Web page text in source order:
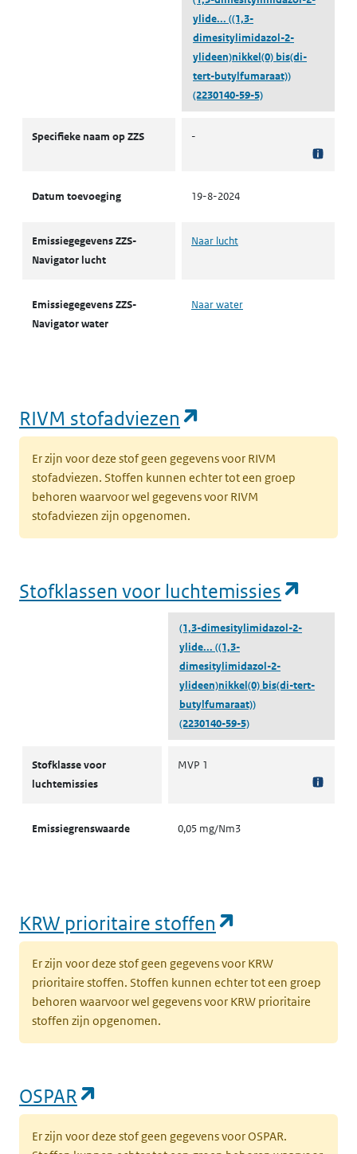
ylide... ((1,3-
dimesitylimidazol-2-
ylideen)nikkel(0) bis(di-
tert-butylfumaraat))
(2230140-59-5)
Specifieke naam op ZZS -
Datum toevoeging 19-8-2024
Emissiegegevens ZZS-
Navigator lucht
Naar lucht
Emissiegegevens ZZS-
Navigator water
Naar water
RIVM stofadviezen
Er zijn voor deze stof geen gegevens voor RIVM
stofadviezen. Stoffen kunnen echter tot een groep
behoren waarvoor wel gegevens voor RIVM
stofadviezen zijn opgenomen.
Stofklassen voor luchtemissies
(1,3-dimesitylimidazol-2-
ylide... ((1,3-
dimesitylimidazol-2-
ylideen)nikkel(0) bis(di-tert-
butylfumaraat))
(2230140-59-5)
Stofklasse voor
luchtemissies
MVP 1
Emissiegrenswaarde 0,05 mg/Nm3
KRW prioritaire stoffen
Er zijn voor deze stof geen gegevens voor KRW
prioritaire stoffen. Stoffen kunnen echter tot een groep
behoren waarvoor wel gegevens voor KRW prioritaire
stoffen zijn opgenomen.
OSPAR
Er zijn voor deze stof geen gegevens voor OSPAR.